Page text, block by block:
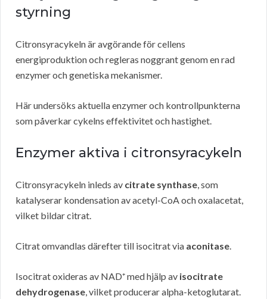
styrning
Citronsyracykeln är avgörande för cellens
energiproduktion och regleras noggrant genom en rad
enzymer och genetiska mekanismer.
Här undersöks aktuella enzymer och kontrollpunkterna
som påverkar cykelns effektivitet och hastighet.
Enzymer aktiva i citronsyracykeln
Citronsyracykeln inleds av citrate synthase, som
katalyserar kondensation av acetyl-CoA och oxalacetat,
vilket bildar citrat.
Citrat omvandlas därefter till isocitrat via aconitase.
Isocitrat oxideras av NAD⁺ med hjälp av isocitrate
dehydrogenase, vilket producerar alpha-ketoglutarat.